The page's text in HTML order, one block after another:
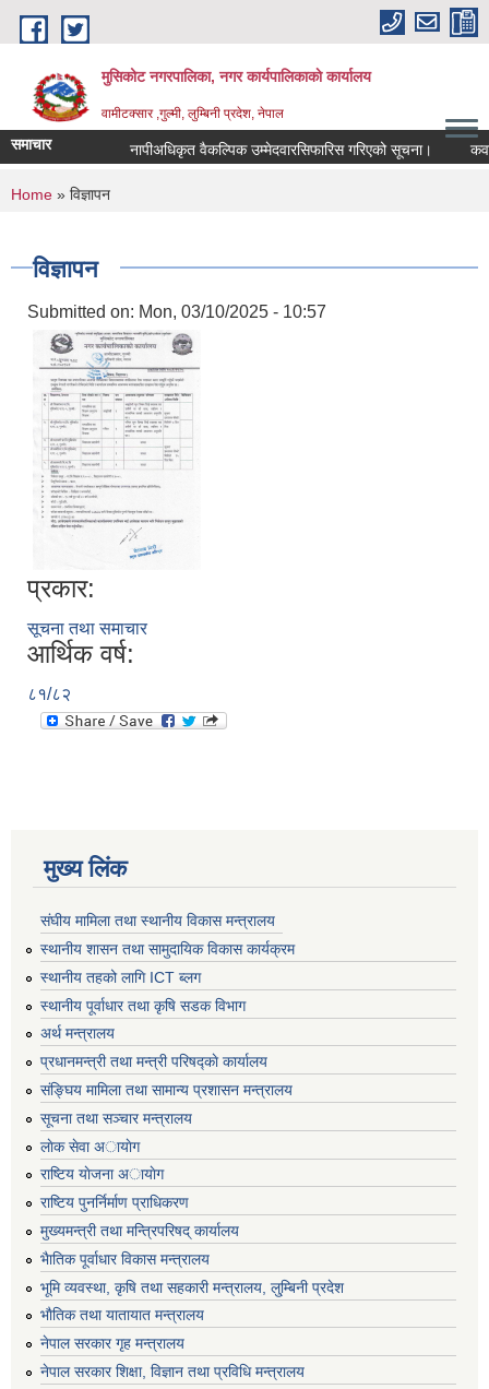
Skip to main content
मुसिकोट नगरपालिका, नगर कार्यपालिकाकाे कार्यालय
वामीटक्सार ,गुल्मी, लुम्बिनी प्रदेश, नेपाल
समाचार नापीअधिकृत वैकल्पिक उम्मेदवारसिफारिस गरिएको सूचना। कवाडी
You are here
Home » विज्ञापन
विज्ञापन
Submitted on: Mon, 03/10/2025 - 10:57
प्रकार:
सूचना तथा समाचार
आर्थिक वर्ष:
८१/८२
मुख्य लिंक
संघीय मामिला तथा स्थानीय विकास मन्त्रालय
स्थानीय शासन तथा सामुदायिक विकास कार्यक्रम
स्थानीय तहको लागि ICT ब्लग
स्थानीय पूर्वाधार तथा कृषि सडक विभाग
अर्थ मन्त्रालय
प्रधानमन्त्री तथा मन्त्री परिषद्काे कार्यालय
संङ्घिय मामिला तथा सामान्य प्रशासन मन्त्रालय
सूचना तथा सञ्चार मन्त्रालय
लाेक सेवा अायाेग
राष्टिय याेजना अायाेग
राष्टिय पुनर्निर्माण प्राधिकरण
मुख्यमन्त्री तथा मन्त्रिपरिषद् कार्यालय
भैातिक पूर्वाधार विकास मन्त्रालय
भूमि व्यवस्था, कृषि तथा सहकारी मन्त्रालय, लु्म्बिनी प्रदेश
भाैतिक तथा यातायात मन्त्रालय
नेपाल सरकार गृह मन्त्रालय
नेपाल सरकार शिक्षा, विज्ञान तथा प्रविधि मन्त्रालय